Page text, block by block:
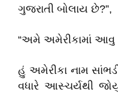
ગુજરાતી બોલાય છે?”,
“અમે અમેરીકામાં આવુ
હું અમેરીકા નામ
વધારે આસ્ચર્યથી